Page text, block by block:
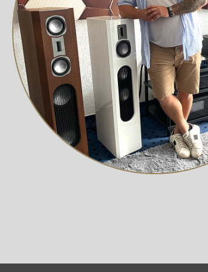
Flaggschiff-DAC
Wie bei den integrierten Verstärkern
Weiterentwicklung des 6000A und
Eliminator. Wie der 9000A verwendet
Elektronikverstärkerdesign basiert, um
einem MQA-"Renderer". Das macht den